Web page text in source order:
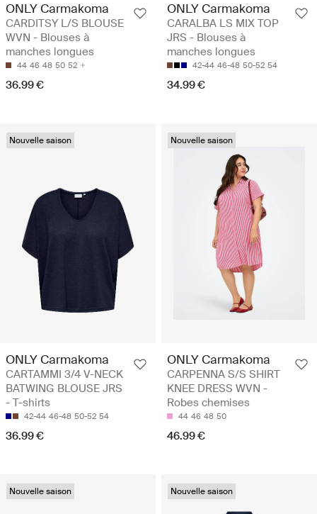
ONLY Carmakoma
CARDITSY L/S BLOUSE
WVN - Blouses à
manches longues
44 46 48 50 52
36.99 €
ONLY Carmakoma
CARALBA LS MIX TOP
JRS - Blouses à
manches longues
42-44 46-48 50-52 54
34.99 €
Nouvelle saison
ONLY Carmakoma
CARTAMMI 3/4 V-NECK
BATWING BLOUSE JRS
- T-shirts
42-44 46-48 50-52 54
36.99 €
Nouvelle saison
ONLY Carmakoma
CARPENNA S/S SHIRT
KNEE DRESS WVN -
Robes chemises
44 46 48 50
46.99 €
Nouvelle saison Nouvelle saison